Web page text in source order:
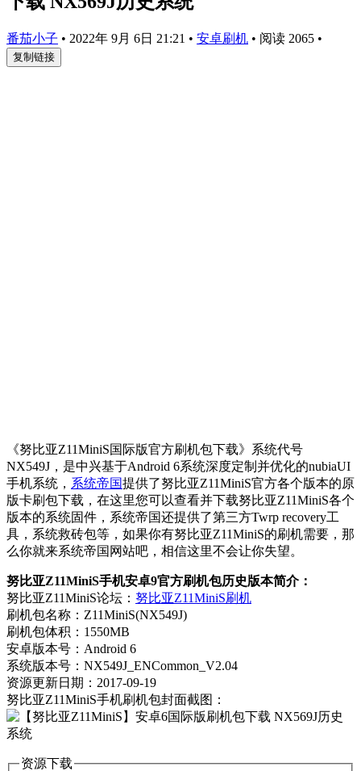
番茄小子 • 2022年 9月 6日 21:21 • 安卓刷机 • 阅读 2065 •
复制链接
《努比亚Z11MiniS国际版官方刷机包下载》系统代号
NX549J，是中兴基于Android 6系统深度定制并优化的nubiaUI
手机系统， 系统帝国提供了努比亚Z11MiniS官方各个版本的原
版卡刷包下载，在这里您可以查看并下载努比亚Z11MiniS各个
版本的系统固件，系统帝国还提供了第三方Twrp recovery工
具，系统救砖包等，如果你有努比亚Z11MiniS的刷机需要，那
么你就来系统帝国网站吧，相信这里不会让你失望。
努比亚Z11MiniS手机安卓9官方刷机包历史版本简介：
努比亚Z11MiniS论坛： 努比亚Z11MiniS刷机
刷机包名称：Z11MiniS(NX549J)
刷机包体积：1550MB
安卓版本号：Android 6
系统版本号：NX549J_ENCommon_V2.04
资源更新日期：2017-09-19
努比亚Z11MiniS手机刷机包封面截图：
资源下载